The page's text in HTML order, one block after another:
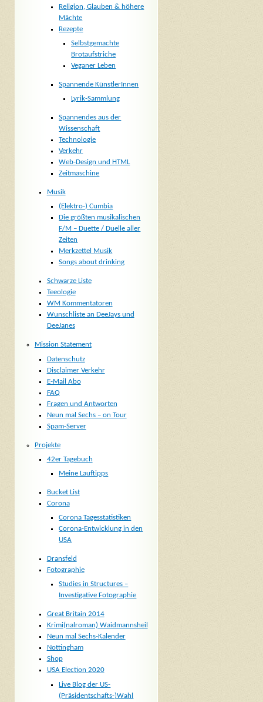
Religion, Glauben & höhere
Mächte
Rezepte
Selbstgemachte
Brotaufstriche
Veganer Leben
Spannende KünstlerInnen
Lyrik-Sammlung
Spannendes aus der
Wissenschaft
Technologie
Verkehr
Web-Design und HTML
Zeitmaschine
Musik
(Elektro-) Cumbia
Die größten musikalischen
F/M – Duette / Duelle aller
Zeiten
Merkzettel Musik
Songs about drinking
Schwarze Liste
Teeologie
WM Kommentatoren
Wunschliste an DeeJays und
DeeJanes
Mission Statement
Datenschutz
Disclaimer Verkehr
E-Mail Abo
FAQ
Fragen und Antworten
Neun mal Sechs – on Tour
Spam-Server
Projekte
42er Tagebuch
Meine Lauftipps
Bucket List
Corona
Corona Tagesstatistiken
Corona-Entwicklung in den
USA
Dransfeld
Fotographie
Studies in Structures –
Investigative Fotographie
Great Britain 2014
Krimi(nalroman) Waidmannsheil
Neun mal Sechs-Kalender
Nottingham
Shop
USA Election 2020
Live Blog der US-
(Präsidentschafts-)Wahl